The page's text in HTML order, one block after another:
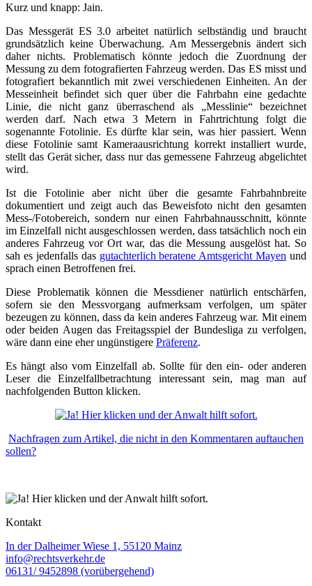
Kurz und knapp: Jain.
Das Messgerät ES 3.0 arbeitet natürlich selbständig und braucht
grundsätzlich keine Überwachung. Am Messergebnis ändert sich
daher nichts. Problematisch könnte jedoch die Zuordnung der
Messung zu dem fotografierten Fahrzeug werden. Das ES misst und
fotografiert bekanntlich mit zwei verschiedenen Einheiten. An der
Messeinheit befindet sich quer über die Fahrbahn eine gedachte
Linie, die nicht ganz überraschend als „Messlinie“ bezeichnet
werden darf. Nach etwa 3 Metern in Fahrtrichtung folgt die
sogenannte Fotolinie. Es dürfte klar sein, was hier passiert. Wenn
diese Fotolinie samt Kameraausrichtung korrekt installiert wurde,
stellt das Gerät sicher, dass nur das gemessene Fahrzeug abgelichtet
wird.
Ist die Fotolinie aber nicht über die gesamte Fahrbahnbreite
dokumentiert und zeigt auch das Beweisfoto nicht den gesamten
Mess-/Fotobereich, sondern nur einen Fahrbahnausschnitt, könnte
im Einzelfall nicht ausgeschlossen werden, dass tatsächlich noch ein
anderes Fahrzeug vor Ort war, das die Messung ausgelöst hat. So
sah es jedenfalls das gutachterlich beratene Amtsgericht Mayen und
sprach einen Betroffenen frei.
Diese Problematik können die Messdiener natürlich entschärfen,
sofern sie den Messvorgang aufmerksam verfolgen, um später
bezeugen zu können, dass da kein anderes Fahrzeug war. Mit einem
oder beiden Augen das Freitagsspiel der Bundesliga zu verfolgen,
wäre dann eine eher ungünstigere Präferenz.
Es hängt also vom Einzelfall ab. Sollte für den ein- oder anderen
Leser die Einzelfallbetrachtung interessant sein, mag man auf
nachfolgenden Button klicken.
Nachfragen zum Artikel, die nicht in den Kommentaren auftauchen
sollen?
Kontakt
In der Dalheimer Wiese 1, 55120 Mainz
info@rechtsverkehr.de
06131/ 9452898 (vorübergehend)